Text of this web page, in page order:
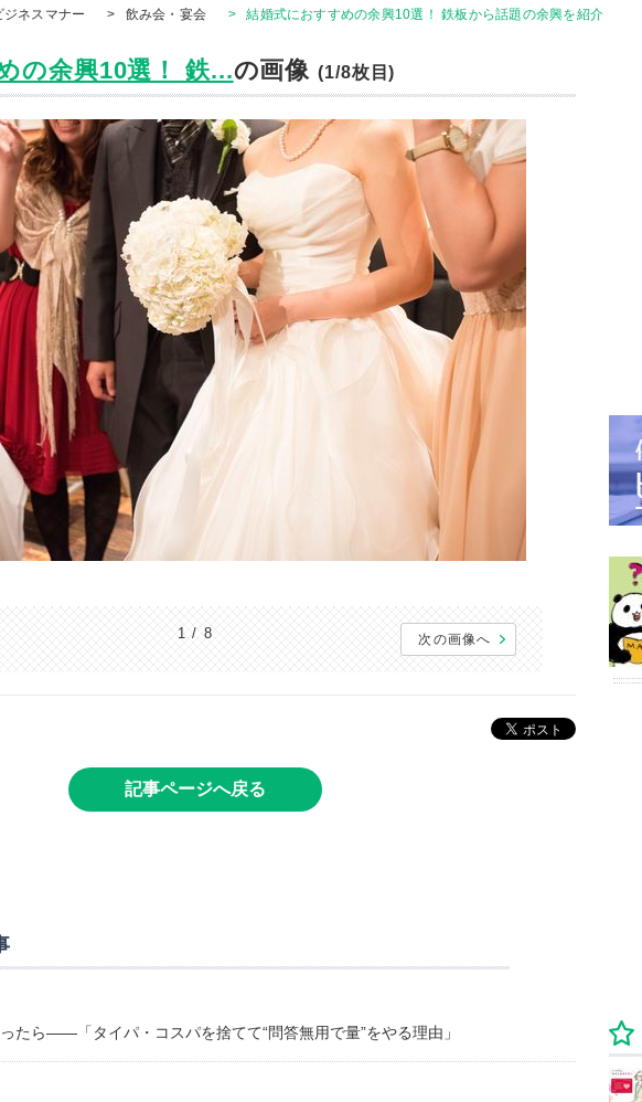
ジネスマナー > 飲み会・宴会 > 結婚式におすすめの余興10選！ 鉄板から話題の余興を紹介
の余興10選！ 鉄...の画像(1/8枚目)
1 / 8 次の画像へ
記事ページへ戻る
たら――「タイパ・コスパを捨てて“問答無用で量”をやる理由」